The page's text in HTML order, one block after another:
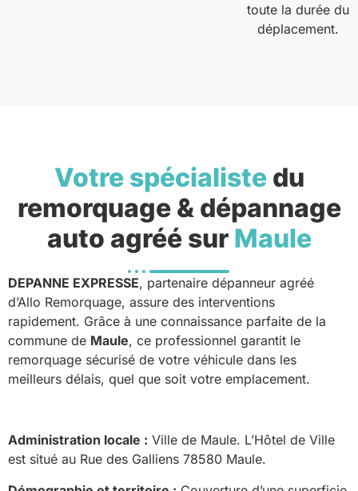
toute la durée du
déplacement.
Votre spécialistedu
remorquage & dépannage
auto agréé sur Maule
DEPANNE EXPRESSE, partenaire dépanneur agréé
d’Allo Remorquage, assure des interventions
rapidement. Grâce à une connaissance parfaite de la
commune de Maule, ce professionnel garantit le
remorquage sécurisé de votre véhicule dans les
meilleurs délais, quel que soit votre emplacement.
Administration locale : Ville de Maule. L’Hôtel de Ville
est situé au Rue des Galliens 78580 Maule.